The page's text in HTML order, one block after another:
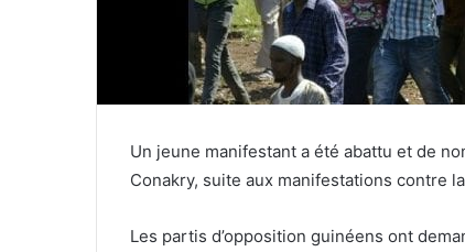
Un jeune manifestant a été abattu et de
Conakry, suite aux manifestations contre
Les partis d’opposition guinéens ont